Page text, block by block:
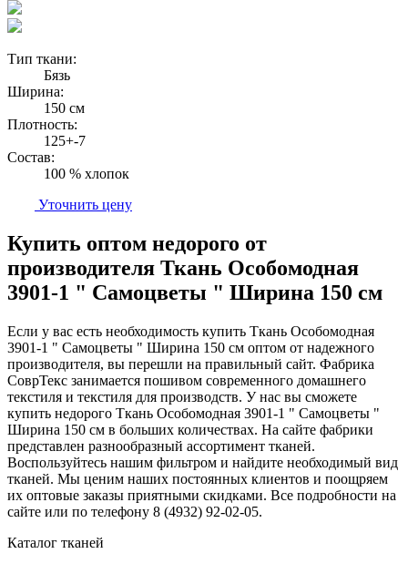
Тип ткани:
Бязь
Ширина:
150 см
Плотность:
125+-7
Состав:
100 % хлопок
Уточнить цену
Купить оптом недорого от
производителя Ткань Особомодная
3901-1 " Самоцветы " Ширина 150 см
Если у вас есть необходимость купить Ткань Особомодная
3901-1 " Самоцветы " Ширина 150 см оптом от надежного
производителя, вы перешли на правильный сайт. Фабрика
СоврТекс занимается пошивом современного домашнего
текстиля и текстиля для производств. У нас вы сможете
купить недорого Ткань Особомодная 3901-1 " Самоцветы "
Ширина 150 см в больших количествах. На сайте фабрики
представлен разнообразный ассортимент тканей.
Воспользуйтесь нашим фильтром и найдите необходимый вид
тканей. Мы ценим наших постоянных клиентов и поощряем
их оптовые заказы приятными скидками. Все подробности на
сайте или по телефону 8 (4932) 92-02-05.
Каталог тканей